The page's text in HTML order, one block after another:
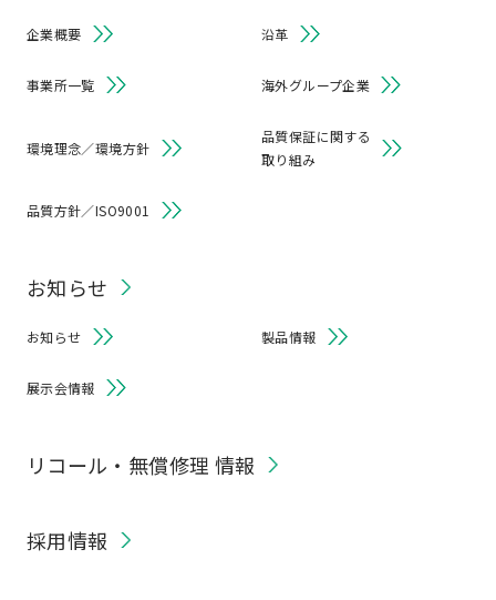
企業概要 沿革
事業所一覧 海外グループ企業
環境理念／環境方針
品質保証に関する
取り組み
品質方針／ISO9001
お知らせ
お知らせ 製品情報
展示会情報
リコール・無償修理 情報
採用情報